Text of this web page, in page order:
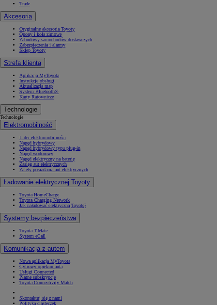
Trade
Akcesoria
Oryginalne akcesoria Toyoty
Opony i koła zimowe
Zabudowy samochodów dostawczych
Zabezpieczenia i alarmy
Sklep Toyoty
Strefa klienta
Aplikacja MyToyota
Instrukcje obsługi
Aktualizacja map
System Bluetooth®
Karty Ratownicze
Technologie
Technologie
Elektromobilność
Lider elektromobilności
Napęd hybrydowy
Napęd hybrydowy typu plug-in
Napęd wodorowy
Napęd elektryczny na baterię
Zasięg aut elektrycznych
Zalety posiadania aut elektrycznych
Ładowanie elektrycznej Toyoty
Toyota HomeCharge
Toyota Charging Network
Jak naładować elektryczną Toyotę?
Systemy bezpieczeństwa
Toyota T-Mate
System eCall
Komunikacja z autem
Nowa aplikacja MyToyota
Cyfrowy opiekun auta
Usługi Connected
Płatne subskrypcje
Toyota Connectivity Match
Skontaktuj się z nami
Polityka ciasteczek